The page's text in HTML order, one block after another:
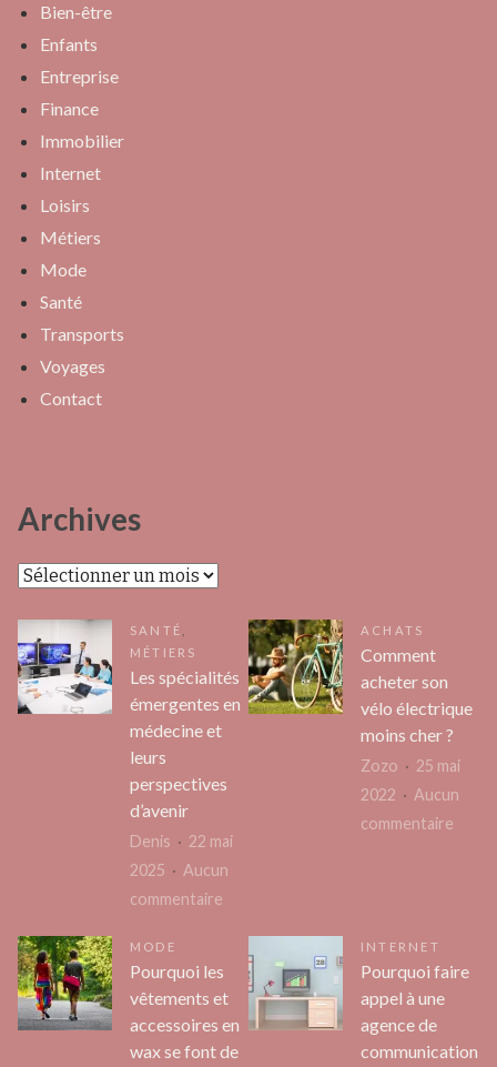
Bien-être
Enfants
Entreprise
Finance
Immobilier
Internet
Loisirs
Métiers
Mode
Santé
Transports
Voyages
Contact
Archives
Archives
SANTÉ
MÉTIERS
Les spécialités
émergentes en
médecine et
leurs
perspectives
d’avenir
Denis
22 mai
2025
Aucun
commentaire
spécialités
émergentes
médecine
ACHATS
Comment
acheter son
vélo électrique
moins cher ?
Zozo
25 mai
2022
Aucun
commentaire
?
MODE
Pourquoi les
vêtements et
accessoires en
wax se font de
INTERNET
Pourquoi faire
appel à une
agence de
communication